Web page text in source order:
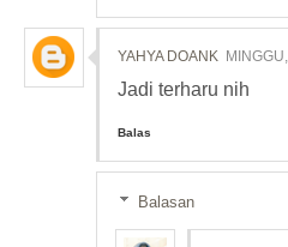
YAHYA DOANK
Jadi terharu nih
Balas
Balasan